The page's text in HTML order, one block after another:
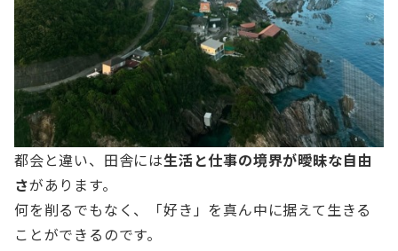
都会と違い、田舎には生活と仕事の境界が曖昧な自由
さがあります。
何を削るでもなく、「好き」を真ん中に据えて生きる
ことができるのです。